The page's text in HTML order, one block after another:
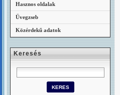
Hasznos oldalak
Üvegzseb
Közérdekű adatok
Keresés